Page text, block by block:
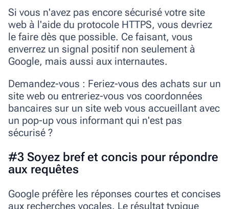
Si vous n'avez pas encore sécurisé votre site
web à l'aide du protocole HTTPS, vous devriez
le faire dès que possible. Ce faisant, vous
enverrez un signal positif non seulement à
Google, mais aussi aux internautes.
Demandez-vous : Feriez-vous des achats sur un
site web ou entreriez-vous vos coordonnées
bancaires sur un site web vous accueillant avec
un pop-up vous informant qui n'est pas
sécurisé ?
#3 Soyez bref et concis pour répondre
aux requêtes
Google préfère les réponses courtes et concises
aux recherches vocales. Le résultat typique